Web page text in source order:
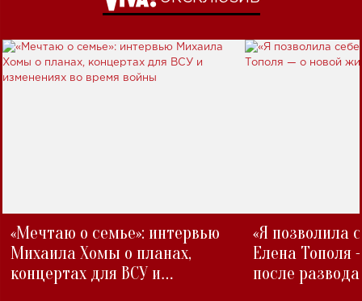
«Мечтаю о семье»: интервью
Михаила Хомы о планах,
концертах для ВСУ и
«Я позволила
Елена Тополя
после развода